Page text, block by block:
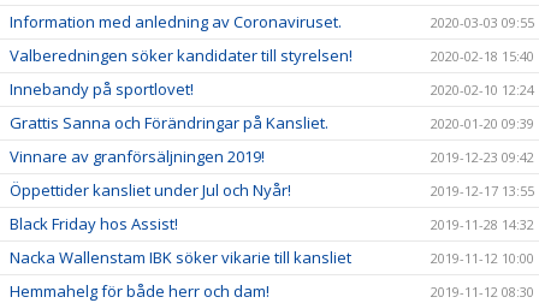
Information med anledning av Coronaviruset. 2020-03-03 09:55
Valberedningen söker kandidater till styrelsen! 2020-02-18 15:40
Innebandy på sportlovet! 2020-02-10 12:24
Grattis Sanna och Förändringar på Kansliet. 2020-01-20 09:39
Vinnare av granförsäljningen 2019! 2019-12-23 09:42
Öppettider kansliet under Jul och Nyår! 2019-12-17 13:55
Black Friday hos Assist! 2019-11-28 14:32
Nacka Wallenstam IBK söker vikarie till kansliet 2019-11-12 10:00
Hemmahelg för både herr och dam! 2019-11-12 08:30